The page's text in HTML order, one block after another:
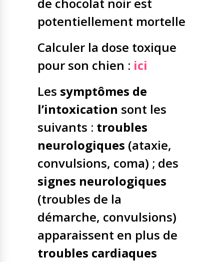
potentiellement mortelle
Calculer la dose toxique
pour son chien : ici
Les symptômes de
l’intoxication sont les
suivants : troubles
neurologiques (ataxie,
convulsions, coma) ; des
signes neurologiques
(troubles de la
démarche, convulsions)
apparaissent en plus de
troubles cardiaques